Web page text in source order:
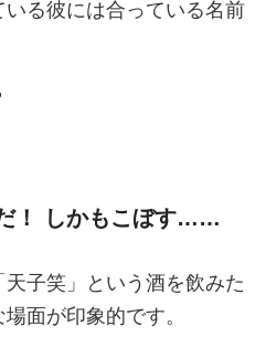
る彼には合っている名前
！ しかもこぼす……
子笑」という酒を飲みた
面が印象的です。